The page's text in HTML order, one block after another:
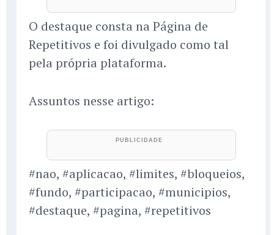
O destaque consta na Página de
Repetitivos e foi divulgado como tal
pela própria plataforma.
Assuntos nesse artigo:
#nao, #aplicacao, #limites, #bloqueios,
#fundo, #participacao, #municipios,
#destaque, #pagina, #repetitivos